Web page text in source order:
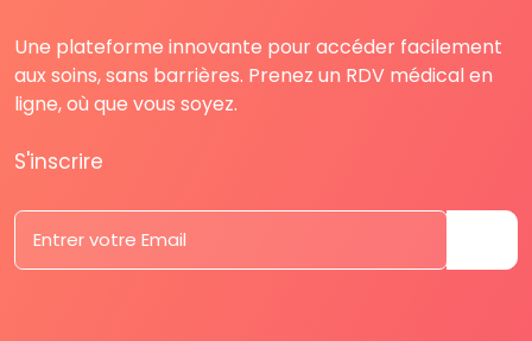
Une plateforme innovante pour accéder facilement
aux soins, sans barrières. Prenez un RDV médical en
ligne, où que vous soyez.
S'inscrire